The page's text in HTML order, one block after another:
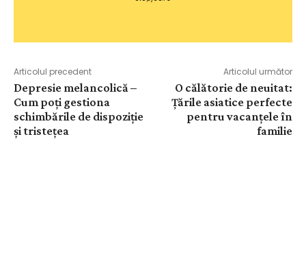
Articolul precedent
Depresie melancolică –
Cum poți gestiona
schimbările de dispoziție
și tristețea
Articolul următor
O călătorie de neuitat:
Țările asiatice perfecte
pentru vacanțele în
familie